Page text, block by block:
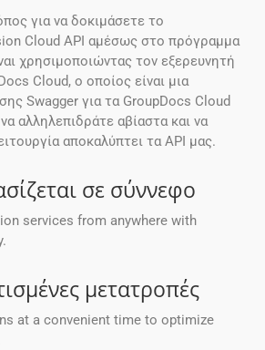
για να δοκιμάσετε το
Cloud API αμέσως στο πρόγραμμα
χρησιμοποιώντας τον εξερευνητή
Cloud, ο οποίος είναι μια
Swagger για τα GroupDocs Cloud
αλληλεπιδράτε αβίαστα και να
αποκαλύπτει τα API μας.
σε σύννεφο
services from anywhere with
μετατροπές
at a convenient time to optimize